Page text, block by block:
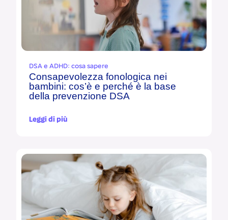
DSA e ADHD: cosa sapere
Consapevolezza fonologica nei
bambini: cos’è e perché è la base
della prevenzione DSA
Leggi di più